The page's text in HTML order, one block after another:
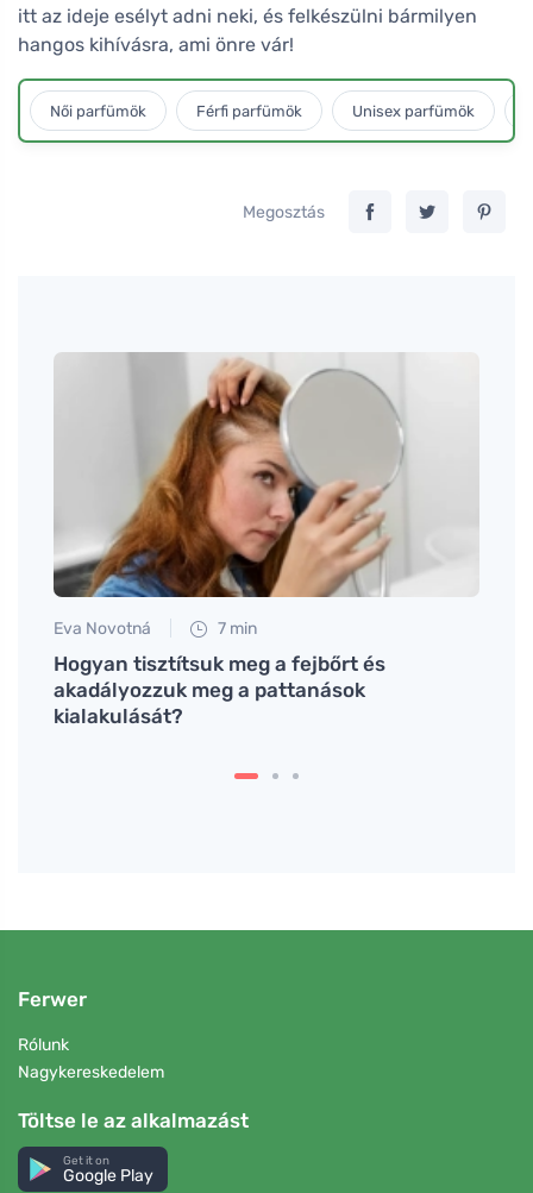
itt az ideje esélyt adni neki, és felkészülni bármilyen
hangos kihívásra, ami önre vár!
Női parfümök Férfi parfümök Unisex parfümök
Megosztás
Eva Novotná 7 min
Hogyan tisztítsuk meg a fejbőrt és
akadályozzuk meg a pattanások
kialakulását?
Ferwer
Rólunk
Nagykereskedelem
Töltse le az alkalmazást
Get it on
Google Play